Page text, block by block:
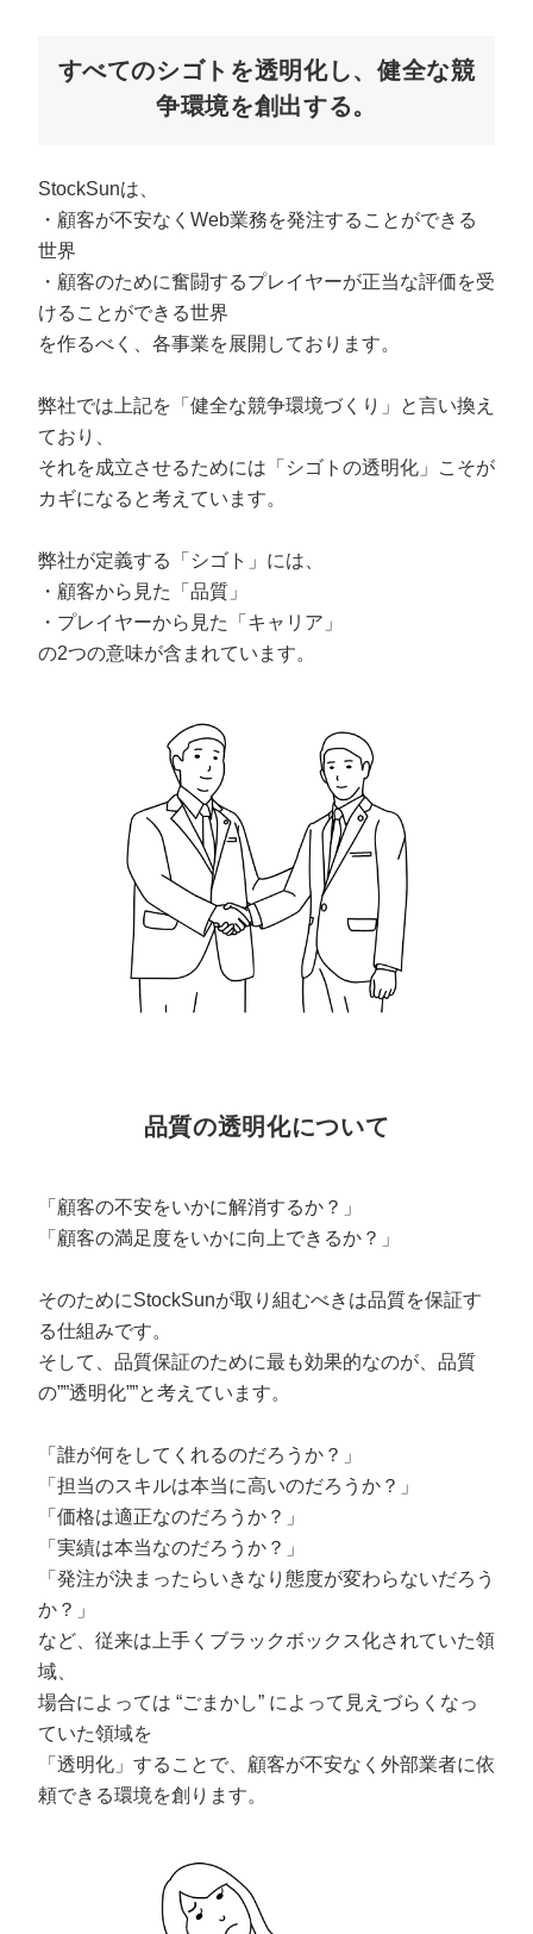
すべてのシゴトを透明化し、健全な競
争環境を創出する。
StockSunは、
・顧客が不安なくWeb業務を発注することができる
世界
・顧客のために奮闘するプレイヤーが正当な評価を受
けることができる世界
を作るべく、各事業を展開しております。
弊社では上記を「健全な競争環境づくり」と言い換え
ており、
それを成立させるためには「シゴトの透明化」こそが
カギになると考えています。
弊社が定義する「シゴト」には、
・顧客から見た「品質」
・プレイヤーから見た「キャリア」
の2つの意味が含まれています。
品質の透明化について
「顧客の不安をいかに解消するか？」
「顧客の満足度をいかに向上できるか？」
そのためにStockSunが取り組むべきは品質を保証す
る仕組みです。
そして、品質保証のために最も効果的なのが、品質
の””透明化””と考えています。
「誰が何をしてくれるのだろうか？」
「担当のスキルは本当に高いのだろうか？」
「価格は適正なのだろうか？」
「実績は本当なのだろうか？」
「発注が決まったらいきなり態度が変わらないだろう
か？」
など、従来は上手くブラックボックス化されていた領
域、
場合によっては “ごまかし” によって見えづらくなっ
ていた領域を
「透明化」することで、顧客が不安なく外部業者に依
頼できる環境を創ります。